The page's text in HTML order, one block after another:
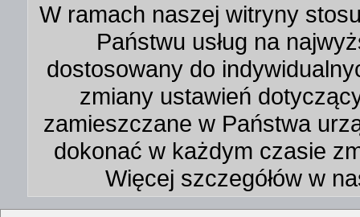
W ramach naszej witryny
Państwu usług na
dostosowany do
zmiany ustawień
zamieszczane w Państwa
dokonać w każdym czasie
Więcej szczegółów w